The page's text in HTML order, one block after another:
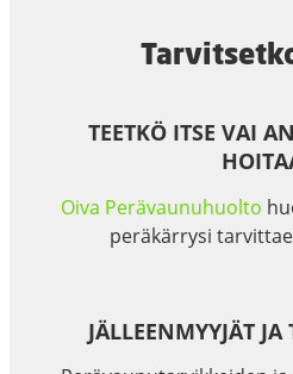
TEETKÖ ITSE VAI
Oiva Perävaunuhuolto
peräkärrysi
JÄLLEENMYYJÄT